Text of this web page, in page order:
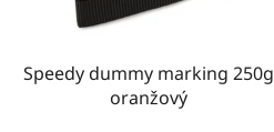
Speedy dummy marking 250g
oranžový